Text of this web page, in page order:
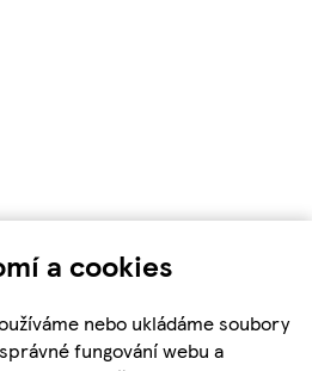
a cookies
nebo ukládáme soubory
fungování webu a